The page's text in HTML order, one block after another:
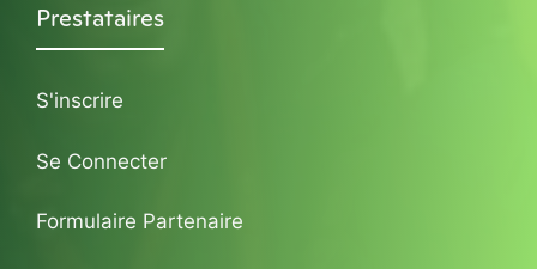
Prestataires
S'inscrire
Se Connecter
Formulaire Partenaire